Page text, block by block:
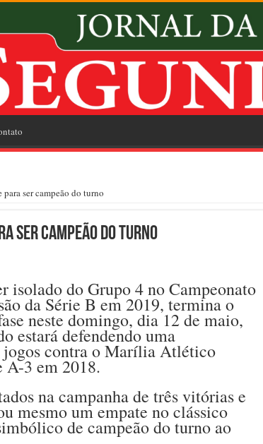
para ser campeão do turno
ser campeão do turno
isolado do Grupo 4 no Campeonato
da Série B em 2019, termina o
neste domingo, dia 12 de maio,
estará defendendo uma
contra o Marília Atlético
A-3 em 2018.
na campanha de três vitórias e
mesmo um empate no clássico
de campeão do turno ao